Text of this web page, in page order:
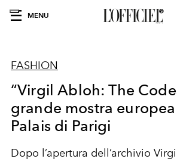
MENU
FASHION
“Virgil Abloh: The
grande mostra
Palais di Parigi
Dopo l’apertura dell’archivio